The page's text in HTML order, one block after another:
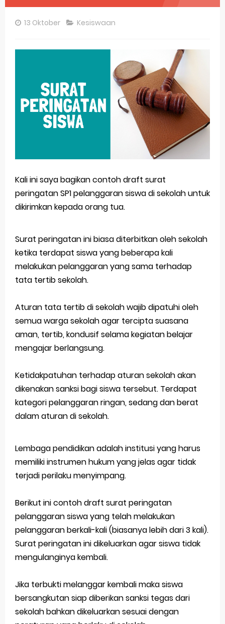
Pembahasan Soal OSN-K Geografi 2025 No 26-30
Pembahasan Soal OSN-K Geografi 2025 No 16-20
Pembahasan Soal OSN-K Geografi 2025 No 11-15
Pembahasan Soal OSN-K Geografi 2025 No 6-10
Pembahasan Soal OSN-K Geografi 2025 No 1-5
Bocoran 150 Bank Soal Dasar OSN Geografi 2026 Part 1 [Wajib Baca]
Bencana Banjir Bandang di Sumatra Salah Manusia
Gratis, Pre Test Online Calon Pejuang OSN Geografi 2026
50 Latihan Prediksi Soal TKA Sosiologi 2025 + Kunci
Latihan Soal TKA Geografi 2025 Topik Analisa Informasi Geospasial
STOP Belajar Geografi Pakai Cara Lama! 😤 TKA 2025 Beda Level. Kuasai 150 Bank Soal HOTS Sekarang!
Ebook Prediksi 150 Soal TKA Geografi 2025 + Kunci Jawaban
3 Jurus Sakti Menaklukkan Soal TKA Geografi [Wajib Baca]
Menjadi Pengajar Jaman Sekarang Makin Berat
13 Oktober Kesiswaan
Kali ini saya bagikan contoh draft surat
peringatan SP1 pelanggaran siswa di sekolah untuk
dikirimkan kepada orang tua.
Surat peringatan ini biasa diterbitkan oleh sekolah
ketika terdapat siswa yang beberapa kali
melakukan pelanggaran yang sama terhadap
tata tertib sekolah.
Aturan tata tertib di sekolah wajib dipatuhi oleh
semua warga sekolah agar tercipta suasana
aman, tertib, kondusif selama kegiatan belajar
mengajar berlangsung.
Ketidakpatuhan terhadap aturan sekolah akan
dikenakan sanksi bagi siswa tersebut. Terdapat
kategori pelanggaran ringan, sedang dan berat
dalam aturan di sekolah.
Lembaga pendidikan adalah institusi yang harus
memiliki instrumen hukum yang jelas agar tidak
terjadi perilaku menyimpang.
Berikut ini contoh draft surat peringatan
pelanggaran siswa yang telah melakukan
pelanggaran berkali-kali (biasanya lebih dari 3 kali).
Surat peringatan ini dikeluarkan agar siswa tidak
mengulanginya kembali.
Jika terbukti melanggar kembali maka siswa
bersangkutan siap diberikan sanksi tegas dari
sekolah bahkan dikeluarkan sesuai dengan